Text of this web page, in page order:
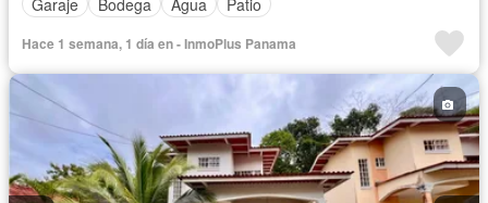
Hace 1 semana, 1 día en - InmoPlus Panama